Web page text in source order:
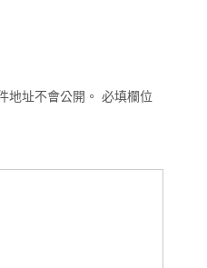
地址不會公開。 必填欄位